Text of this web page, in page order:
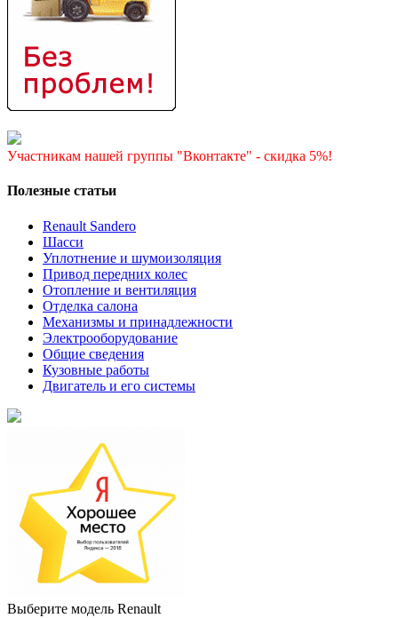
Участникам нашей группы "Вконтакте" - скидка 5%!
Полезные статьи
Renault Sandero
Шасси
Уплотнение и шумоизоляция
Привод передних колес
Отопление и вентиляция
Отделка салона
Механизмы и принадлежности
Электрооборудование
Общие сведения
Кузовные работы
Двигатель и его системы
Выберите модель Renault